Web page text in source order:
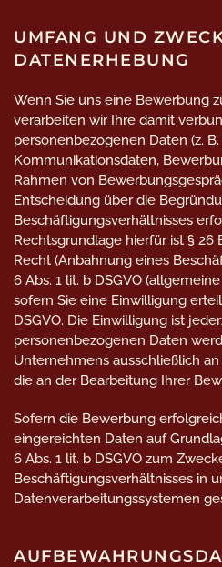
UMFANG UND
DATENERHEBUNG
Wenn Sie uns eine Bewerbung
verarbeiten wir Ihre damit
personenbezogenen Daten (z.
Kommunikationsdaten,
Rahmen von
Entscheidung über die
Beschäftigungsverhältnisses
Rechtsgrundlage hierfür ist § 26
Recht (Anbahnung eines
6 Abs. 1 lit. b DSGVO
sofern Sie eine Einwilligung
DSGVO. Die Einwilligung ist
personenbezogenen Daten
Unternehmens ausschließlich
die an der Bearbeitung Ihrer
Sofern die Bewerbung
eingereichten Daten auf
6 Abs. 1 lit. b DSGVO zum
Beschäftigungsverhältnisses in
Datenverarbeitungssystemen